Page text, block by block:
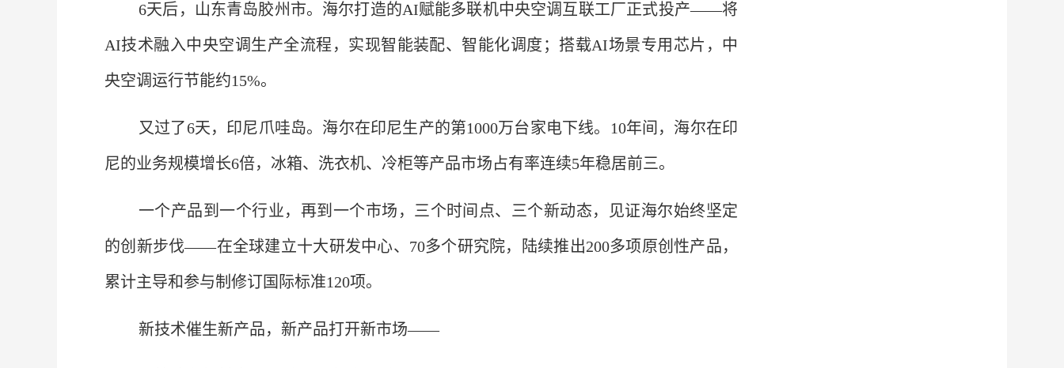
6天后，山东青岛胶州市。海尔打造的AI赋能多联机中央空调互联工厂正式投产——将
AI技术融入中央空调生产全流程，实现智能装配、智能化调度；搭载AI场景专用芯片，中
央空调运行节能约15%。
又过了6天，印尼爪哇岛。海尔在印尼生产的第1000万台家电下线。10年间，海尔在印
尼的业务规模增长6倍，冰箱、洗衣机、冷柜等产品市场占有率连续5年稳居前三。
一个产品到一个行业，再到一个市场，三个时间点、三个新动态，见证海尔始终坚定
的创新步伐——在全球建立十大研发中心、70多个研究院，陆续推出200多项原创性产品，
累计主导和参与制修订国际标准120项。
新技术催生新产品，新产品打开新市场——